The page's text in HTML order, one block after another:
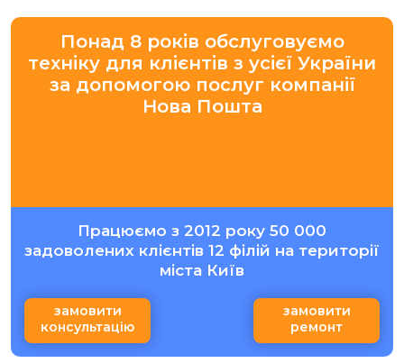
Понад 8 років обслуговуємо
техніку для клієнтів з усієї України
за допомогою послуг компанії
Нова Пошта
Працюємо з 2012 року 50 000
задоволених клієнтів 12 філій на території
міста Київ
замовити
консультацію
замовити
ремонт